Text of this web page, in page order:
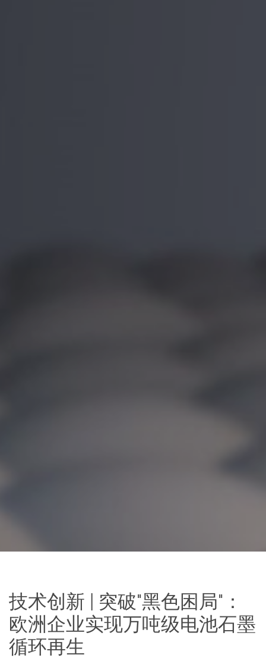
技术创新 | 突破"黑色困局"：
欧洲企业实现万吨级电池石墨
循环再生